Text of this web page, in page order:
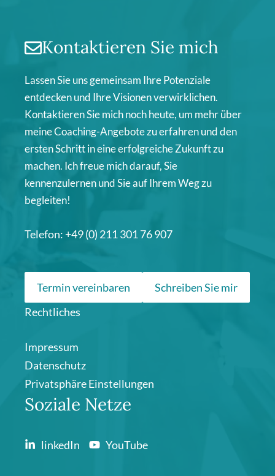
Kontaktieren Sie mich
Lassen Sie uns gemeinsam Ihre Potenziale
entdecken und Ihre Visionen verwirklichen.
Kontaktieren Sie mich noch heute, um mehr über
meine Coaching-Angebote zu erfahren und den
ersten Schritt in eine erfolgreiche Zukunft zu
machen. Ich freue mich darauf, Sie
kennenzulernen und Sie auf Ihrem Weg zu
begleiten!
Telefon: +49 (0) 211 301 76 907
Termin vereinbaren
Schreiben Sie mir
Rechtliches
Impressum
Datenschutz
Privatsphäre Einstellungen
Soziale Netze
linkedIn YouTube